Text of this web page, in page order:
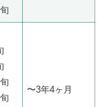
〜3年4ヶ月